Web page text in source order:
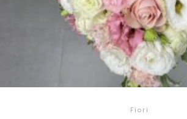
Fiori